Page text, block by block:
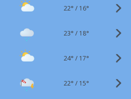
22° / 16°
23° / 18°
24° / 17°
22° / 15°